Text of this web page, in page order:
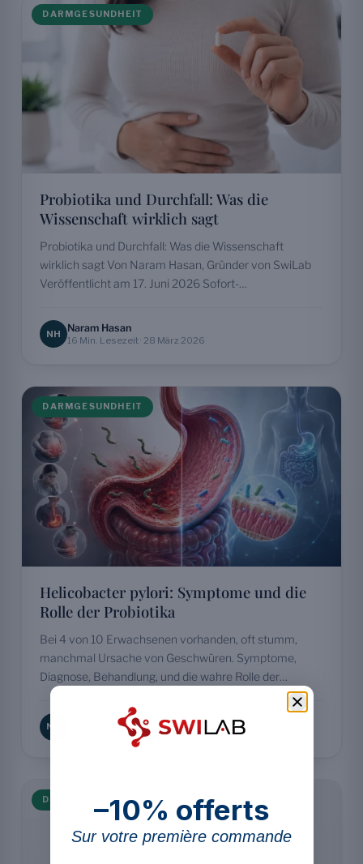
DARMGESUNDHEIT
Probiotika und Durchfall: Was die
Wissenschaft wirklich sagt
Probiotika und Durchfall: Was die Wissenschaft
wirklich sagt Von Naram Hasan, Gründer von SwiLab
Veröffentlicht am 17. Juni 2026 Sofort-
Durchfall?…
NH Naram Hasan
16 Min. Lesezeit · 28 März 2026
DARMGESUNDHEIT
Helicobacter pylori: Symptome und die
Rolle der Probiotika
Bei 4 von 10 Erwachsenen vorhanden, oft stumm,
manchmal Ursache von Geschwüren. Symptome,
Diagnose, Behandlung, und die wahre Rolle der
Probiotika.
NH Naram Hasan
10 Min. Lesezeit · 7 Juni 2026
DARMGESUNDHEIT–10% offerts
Sur votre première commande